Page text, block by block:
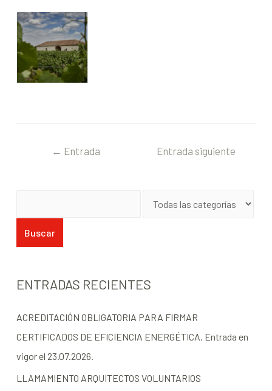
← Entrada
Entrada siguiente
ENTRADAS RECIENTES
ACREDITACIÓN OBLIGATORIA PARA FIRMAR
CERTIFICADOS DE EFICIENCIA ENERGÉTICA. Entrada en
vigor el 23.07.2026.
LLAMAMIENTO ARQUITECTOS VOLUNTARIOS